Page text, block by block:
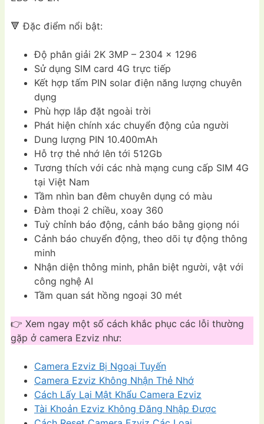
🔻 Đặc điểm nổi bật:
Độ phân giải 2K 3MP – 2304 x 1296
Sử dụng SIM card 4G trực tiếp
Kết hợp tấm PIN solar điện năng lượng chuyên
dụng
Phù hợp lắp đặt ngoài trời
Phát hiện chính xác chuyển động của người
Dung lượng PIN 10.400mAh
Hỗ trợ thẻ nhớ lên tới 512Gb
Tương thích với các nhà mạng cung cấp SIM 4G
tại Việt Nam
Tầm nhìn ban đêm chuyên dụng có màu
Đàm thoại 2 chiều, xoay 360
Tuỳ chỉnh báo động, cảnh báo bằng giọng nói
Cảnh báo chuyển động, theo dõi tự động thông
minh
Nhận diện thông minh, phân biệt người, vật với
công nghệ AI
Tầm quan sát hồng ngoại 30 mét
👉 Xem ngay một số cách khắc phục các lỗi thường
gặp ở camera Ezviz như:
Camera Ezviz Bị Ngoại Tuyến
Camera Ezviz Không Nhận Thẻ Nhớ
Cách Lấy Lại Mật Khẩu Camera Ezviz
Tài Khoản Ezviz Không Đăng Nhập Được